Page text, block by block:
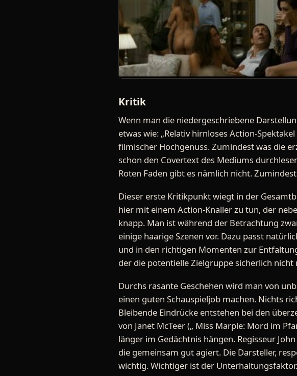
Kritik
Wenn man die niedergeschriebene
etwas wie: „Relativ hirnloses Action-
filmischer Hochgenuss. Zumindest was die
schon den Covertext des Mediums
Roten Faden gibt es nämlich nicht.
Dieser erste Kritikpunkt wiegt in der
hier mit einem Action-Knaller zu tun, der
knapp. Man ist während der Betrachtung
einige haarige Szenen vor. Dazu passt
und in den richtigen Momenten zur
der die potentielle Zielgruppe sicherlich nicht
Durchs rasante Geschehen wird man von
einen guten Schauspieljob machen. Nichts
Bleibende Eindrücke entstehen bei den
von Janet McTeer („ Miss Marple: Mord im
länger im Gedächtnis hängen. Regisseur
die gemeinsam gut agiert. Die Darsteller,
wichtig. Wichtiger ist der Unterhaltungsfaktor.